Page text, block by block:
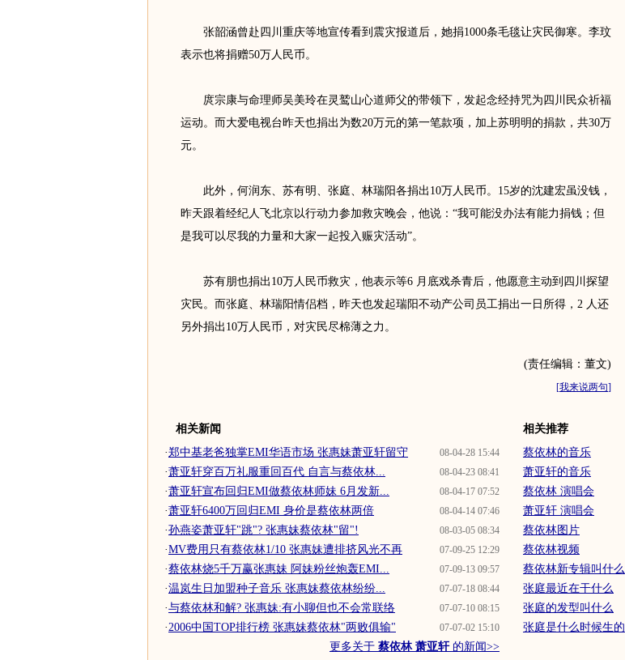
张韶涵曾赴四川重庆等地宣传看到震灾报道后，她捐1000条毛毯让灾民御寒。李玟
表示也将捐赠50万人民币。
庹宗康与命理师吴美玲在灵鹫山心道师父的带领下，发起念经持咒为四川民众祈福
运动。而大爱电视台昨天也捐出为数20万元的第一笔款项，加上苏明明的捐款，共30万
元。
此外，何润东、苏有明、张庭、林瑞阳各捐出10万人民币。15岁的沈建宏虽没钱，
昨天跟着经纪人飞北京以行动力参加救灾晚会，他说：“我可能没办法有能力捐钱；但
是我可以尽我的力量和大家一起投入赈灾活动”。
苏有朋也捐出10万人民币救灾，他表示等6 月底戏杀青后，他愿意主动到四川探望
灾民。而张庭、林瑞阳情侣档，昨天也发起瑞阳不动产公司员工捐出一日所得，2 人还
另外捐出10万人民币，对灾民尽棉薄之力。
(责任编辑：董文)
[我来说两句]
相关新闻
08-04-28 15:44
·郑中基老爸独掌EMI华语市场 张惠妹萧亚轩留守
08-04-23 08:41
·萧亚轩穿百万礼服重回百代 自言与蔡依林...
08-04-17 07:52
·萧亚轩宣布回归EMI做蔡依林师妹 6月发新...
08-04-14 07:46
·萧亚轩6400万回归EMI 身价是蔡依林两倍
08-03-05 08:34
·孙燕姿萧亚轩"跳"? 张惠妹蔡依林"留"!
07-09-25 12:29
·MV费用只有蔡依林1/10 张惠妹遭排挤风光不再
07-09-13 09:57
·蔡依林烧5千万赢张惠妹 阿妹粉丝炮轰EMI...
07-07-18 08:44
·温岚生日加盟种子音乐 张惠妹蔡依林纷纷...
07-07-10 08:15
·与蔡依林和解? 张惠妹:有小聊但也不会常联络
07-07-02 15:10
·2006中国TOP排行榜 张惠妹蔡依林"两败俱输"
更多关于 蔡依林 萧亚轩的新闻>>
相关推荐
蔡依林的音乐
萧亚轩的音乐
蔡依林 演唱会
萧亚轩 演唱会
蔡依林图片
蔡依林视频
蔡依林新专辑叫什么
张庭最近在干什么
张庭的发型叫什么
张庭是什么时候生的